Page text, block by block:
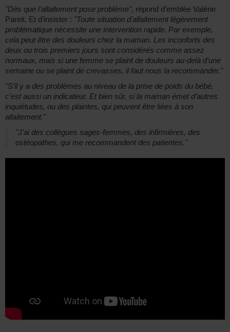
"Dès que l’allaitement pose problème", répond d’emblée Valérie
Pareit. Et d’insister : "Toute situation d’allaitement légèrement
problématique nécessite une intervention rapide. Par exemple,
cela peut être des douleurs chez la maman. Les inconforts des
deux ou trois premiers jours sont considérés comme assez
normaux, mais si une femme se plaint de douleurs au-delà d’une
semaine ou se plaint de crevasses, il faut nous la recommander."
"S’il y a des problèmes au niveau de la prise de poids du bébé,
c’est aussi un indicateur. Et bien sûr, si la maman émet d’autres
inquiétudes, ou des plaintes, qui peuvent être liées à son
allaitement."
"J’ai des collègues sages-femmes, des infirmières, des
ostéopathes, qui me recommandent des patientes."